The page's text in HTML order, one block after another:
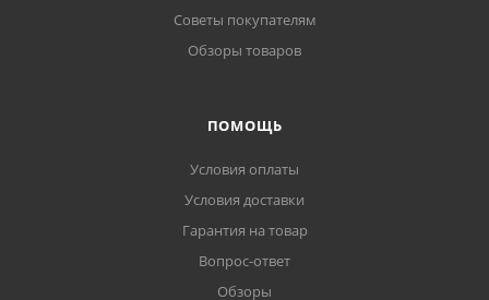
Советы покупателям
Обзоры товаров
ПОМОЩЬ
Условия оплаты
Условия доставки
Гарантия на товар
Вопрос-ответ
Обзоры